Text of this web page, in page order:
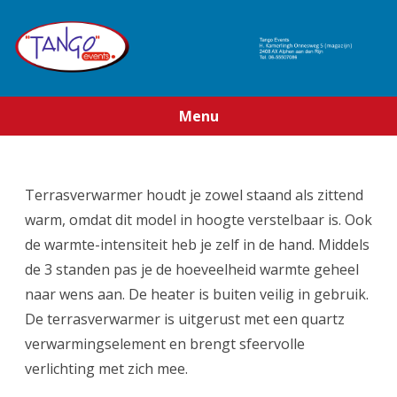
Menu
inhoud
Terrasverwarmer houdt je zowel staand als zittend
warm, omdat dit model in hoogte verstelbaar is. Ook
de warmte-intensiteit heb je zelf in de hand. Middels
de 3 standen pas je de hoeveelheid warmte geheel
naar wens aan. De heater is buiten veilig in gebruik.
De terrasverwarmer is uitgerust met een quartz
verwarmingselement en brengt sfeervolle
verlichting met zich mee.